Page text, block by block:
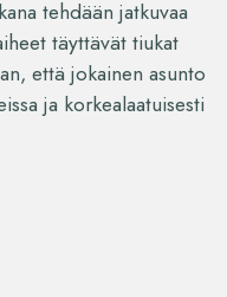
tehdään jatkuvaa
täyttävät tiukat
että jokainen asunto
ja korkealaatuisesti